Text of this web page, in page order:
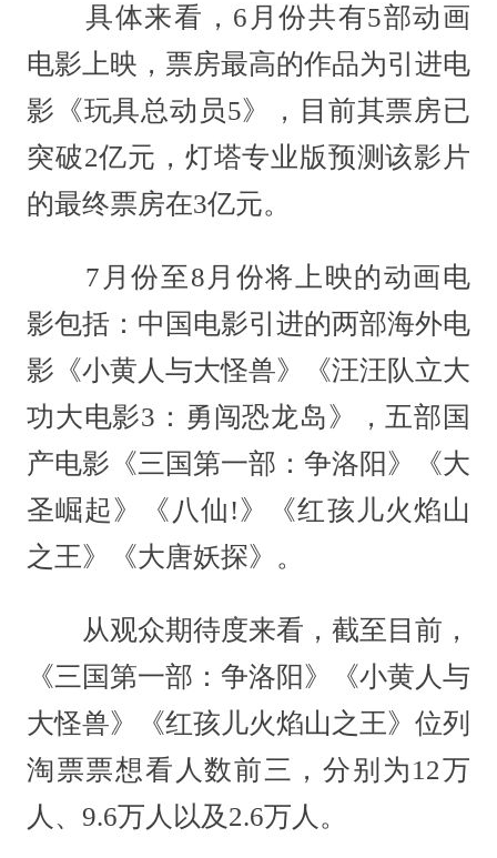
具体来看，6月份共有5部动画
电影上映，票房最高的作品为引进电
影《玩具总动员5》，目前其票房已
突破2亿元，灯塔专业版预测该影片
的最终票房在3亿元。
7月份至8月份将上映的动画电
影包括：中国电影引进的两部海外电
影《小黄人与大怪兽》《汪汪队立大
功大电影3：勇闯恐龙岛》，五部国
产电影《三国第一部：争洛阳》《大
圣崛起》《八仙!》《红孩儿火焰山
之王》《大唐妖探》。
从观众期待度来看，截至目前，
《三国第一部：争洛阳》《小黄人与
大怪兽》《红孩儿火焰山之王》位列
淘票票想看人数前三，分别为12万
人、9.6万人以及2.6万人。